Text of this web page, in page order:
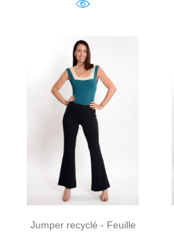
Jumper recyclé - Feuille